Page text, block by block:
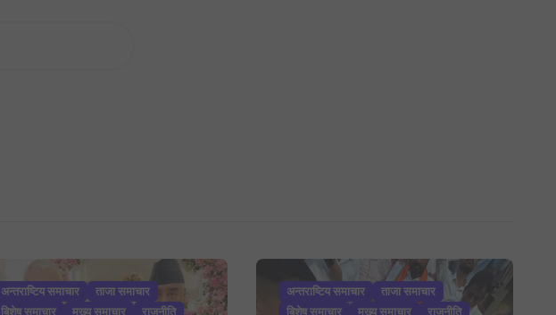
अन्तराष्टिय समाचार
ताजा समाचार
बिशेष समाचार
मुख्य समाचार राजनीति
अन्तराष्टिय समाचार
ताजा समाचार
बिशेष समाचार
मुख्य समाचार राजनीति